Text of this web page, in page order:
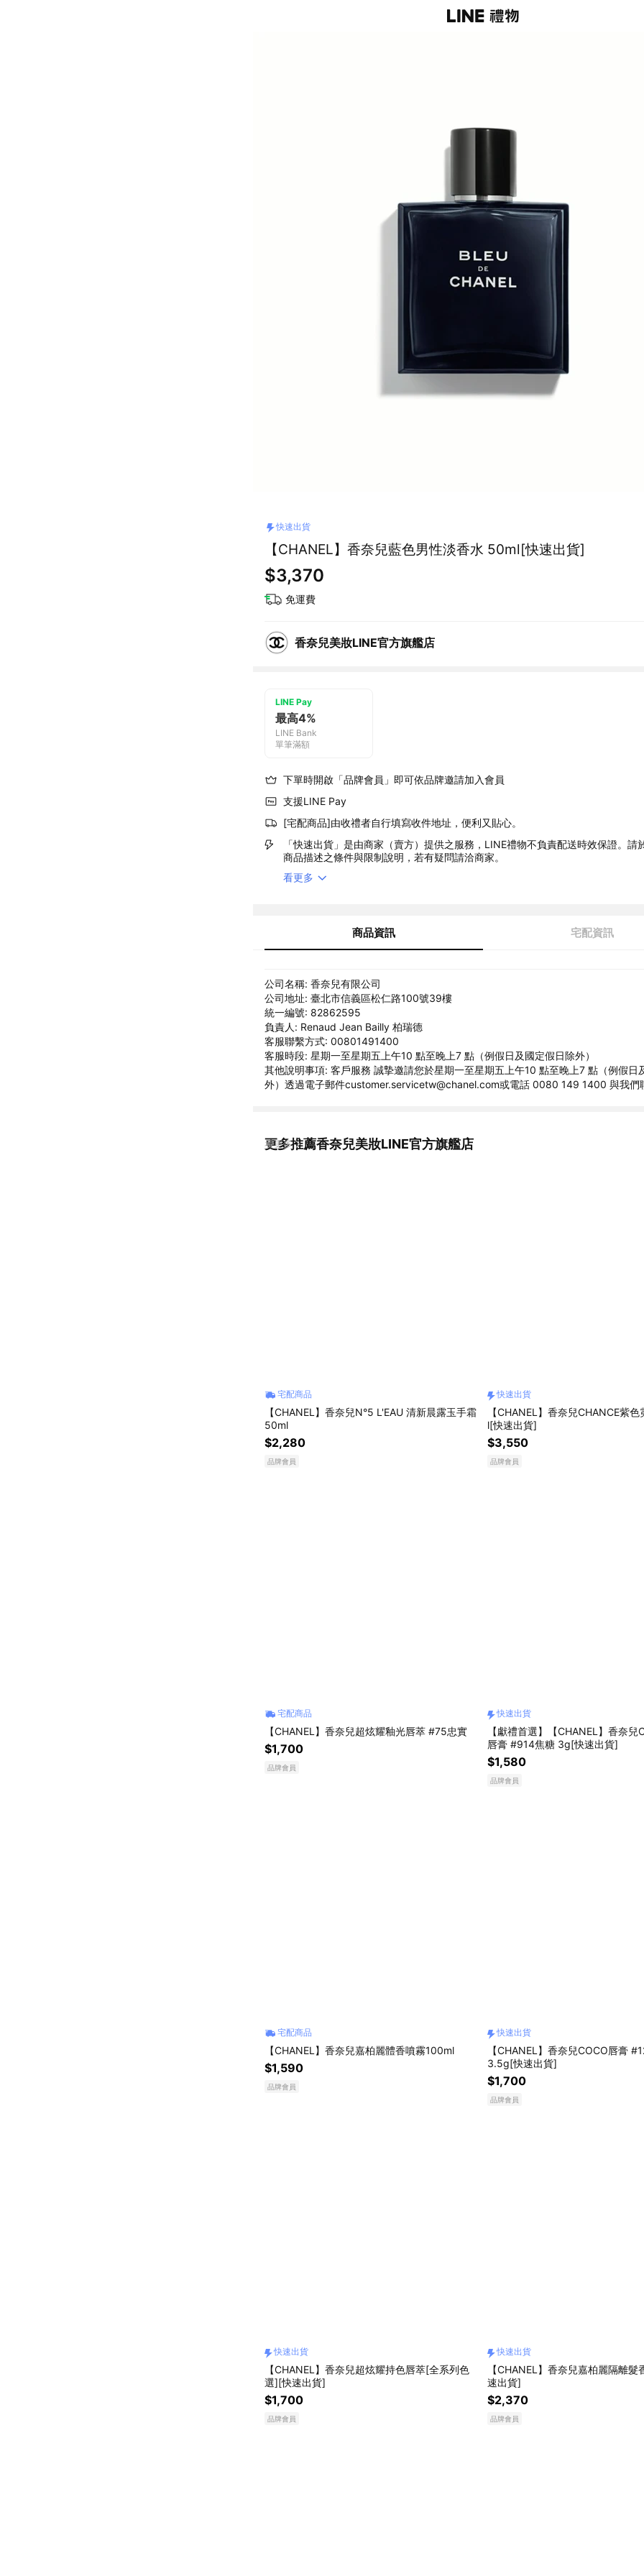
快速出貨
【CHANEL】香奈兒藍色男性淡香水 50ml[快速出貨]
$3,370
免運費
香奈兒美妝LINE官方旗艦店
LINE Pay
最高4%
LINE Bank
單筆滿額
下單時開啟「品牌會員」即可依品牌邀請加入會員
支援LINE Pay
[宅配商品]由收禮者自行填寫收件地址，便利又貼心。
「快速出貨」是由商家（賣方）提供之服務，LINE禮物不負責配送時效保證。請
商品描述之條件與限制說明，若有疑問請洽商家。
看更多
商品資訊 宅配資訊
公司名稱: 香奈兒有限公司
公司地址: 臺北市信義區松仁路100號39樓
統一編號: 82862595
負責人: Renaud Jean Bailly 柏瑞德
客服聯繫方式: 00801491400
客服時段: 星期一至星期五上午10 點至晚上7 點（例假日及國定假日除外）
其他說明事項: 客戶服務 誠摯邀請您於星期一至星期五上午10 點至晚上7 點（例假日
外）透過電子郵件customer.servicetw@chanel.com或電話 0080 149 1400 與我們
更多推薦香奈兒美妝LINE官方旗艦店
看更多
宅配商品
【CHANEL】香奈兒N°5 L'EAU 清新晨露玉手霜
50ml
$2,280
品牌會員
快速出貨
【CHANEL】香奈兒CHANCE紫
l[快速出貨]
$3,550
品牌會員
宅配商品
【CHANEL】香奈兒超炫耀釉光唇萃 #75忠實
$1,700
品牌會員
快速出貨
【獻禮首選】【CHANEL】香奈兒
唇膏 #914焦糖 3g[快速出貨]
$1,580
品牌會員
宅配商品
【CHANEL】香奈兒嘉柏麗體香噴霧100ml
$1,590
品牌會員
快速出貨
【CHANEL】香奈兒COCO唇膏
3.5g[快速出貨]
$1,700
品牌會員
快速出貨
【CHANEL】香奈兒超炫耀持色唇萃[全系列色
選][快速出貨]
$1,700
品牌會員
快速出貨
【CHANEL】香奈兒嘉柏麗隔離
速出貨]
$2,370
品牌會員